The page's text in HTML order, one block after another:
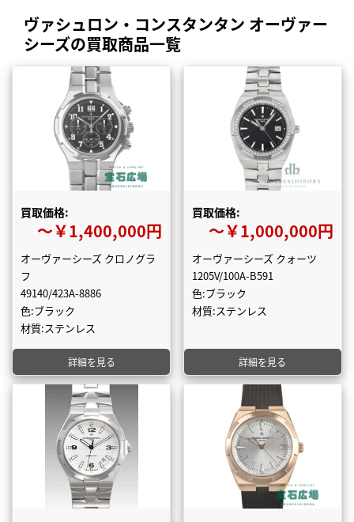
ヴァシュロン・コンスタンタン オーヴァー
シーズの買取商品一覧
買取価格:
〜￥1,400,000円
オーヴァーシーズ クロノグラ
フ
49140/423A-8886
色:ブラック
材質:ステンレス
詳細を見る
買取価格:
〜￥1,000,000円
オーヴァーシーズ クォーツ
1205V/100A-B591
色:ブラック
材質:ステンレス
詳細を見る